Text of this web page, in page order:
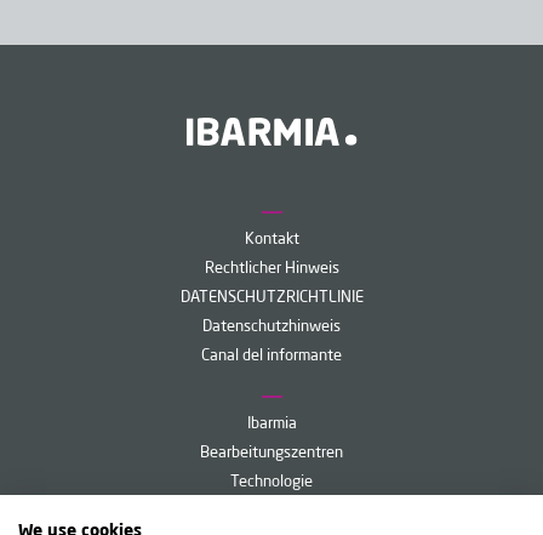
Kontakt
Rechtlicher Hinweis
DATENSCHUTZRICHTLINIE
Datenschutzhinweis
Canal del informante
Ibarmia
Bearbeitungszentren
Technologie
We use cookies